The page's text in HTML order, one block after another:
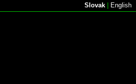
Slovak English